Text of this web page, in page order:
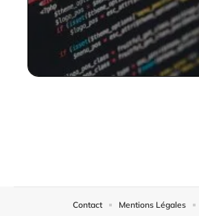
Contact Mentions Légales